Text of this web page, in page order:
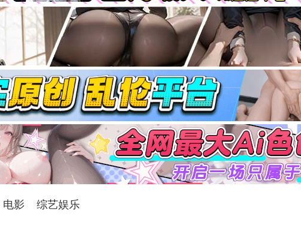
电影 综艺娱乐